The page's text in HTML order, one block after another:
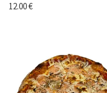
12.00€